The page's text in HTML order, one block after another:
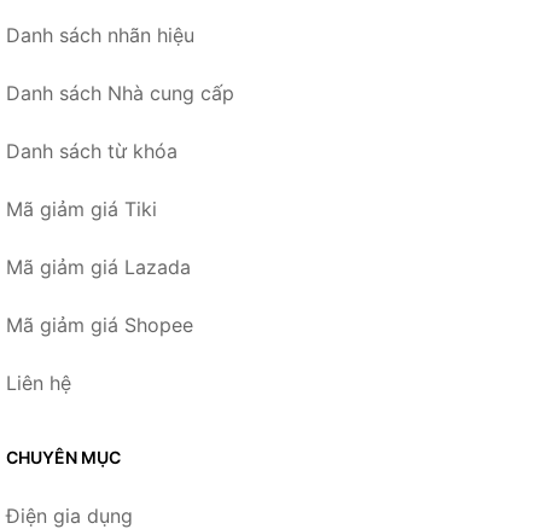
Danh sách nhãn hiệu
Danh sách Nhà cung cấp
Danh sách từ khóa
Mã giảm giá Tiki
Mã giảm giá Lazada
Mã giảm giá Shopee
Liên hệ
CHUYÊN MỤC
Điện gia dụng